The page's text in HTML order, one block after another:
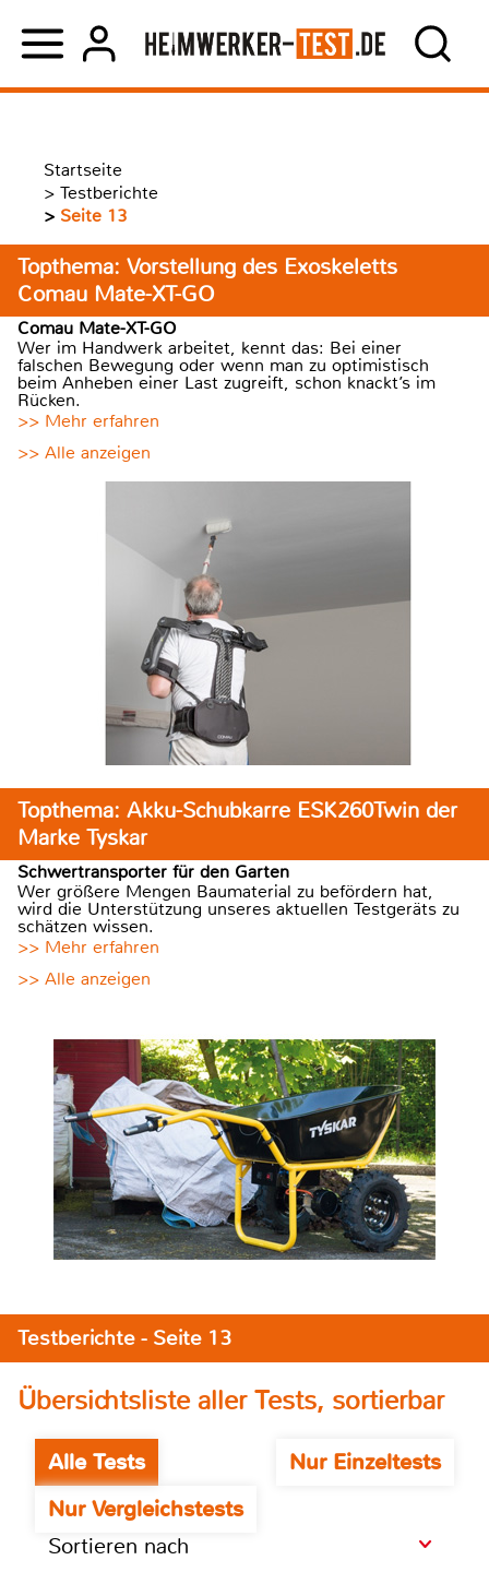
Startseite
> Testberichte
> Seite 13
Topthema: Vorstellung des Exoskeletts
Comau Mate-XT-GO
Comau Mate-XT-GO
Wer im Handwerk arbeitet, kennt das: Bei einer
falschen Bewegung oder wenn man zu optimistisch
beim Anheben einer Last zugreift, schon knackt’s im
Rücken.
>> Mehr erfahren
>> Alle anzeigen
Topthema: Akku-Schubkarre ESK260Twin der
Marke Tyskar
Schwertransporter für den Garten
Wer größere Mengen Baumaterial zu befördern hat,
wird die Unterstützung unseres aktuellen Testgeräts zu
schätzen wissen.
>> Mehr erfahren
>> Alle anzeigen
Testberichte - Seite 13
Übersichtsliste aller Tests, sortierbar
Alle Tests
Nur Einzeltests
Nur Vergleichstests
Sortieren nach